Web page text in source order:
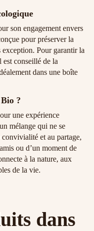
son engagement envers
pour préserver la
Pour garantir la
conseillé de la
dans une boîte
?
une expérience
mélange qui ne se
et au partage,
ou d’un moment de
à la nature, aux
de la vie.
dans